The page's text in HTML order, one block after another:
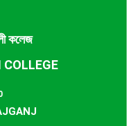
কলেজ
COLLEGE